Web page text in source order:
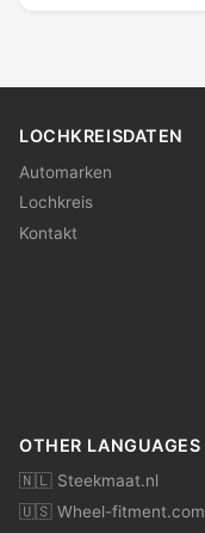
LOCHKREISDATEN
Automarken
Lochkreis
Kontakt
OTHER LANGUAGES
🇳🇱 Steekmaat.nl
🇺🇸 Wheel-fitment.com